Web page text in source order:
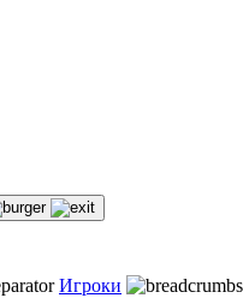
Игроки